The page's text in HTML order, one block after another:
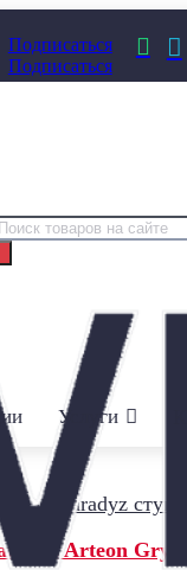
Подписаться
Подписаться
 
Услуги
/ Paradyz
Arteon Grys